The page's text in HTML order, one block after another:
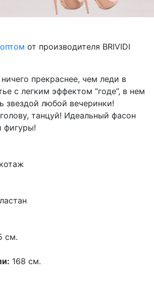
от производителя BRIVIDI
прекраснее, чем леди в
с легким эффектом “годе”, в нем
звездой любой вечеринки!
танцуй! Идеальный фасон
фигуры!
см.
168 см.